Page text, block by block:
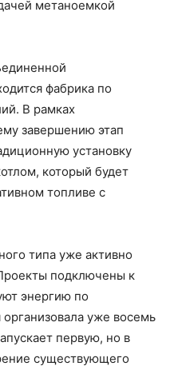
метаноемкой
фабрика по
В рамках
завершению этап
установку
который будет
топливе с
типа уже активно
подключены к
энергию по
уже восемь
первую, но в
существующего